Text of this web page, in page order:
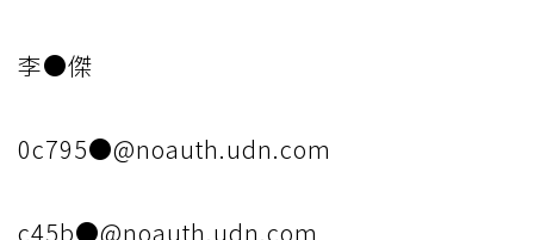
李●傑
0c795●@noauth.udn.com
c45b●@noauth.udn.com